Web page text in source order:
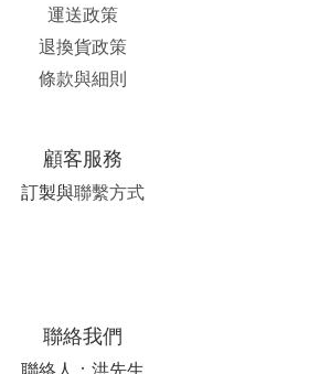
運送政策
退換貨政策
條款與細則
顧客服務
訂製與聯繫方式
聯絡我們